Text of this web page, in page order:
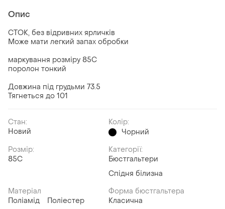
Опис
СТОК, без відривних ярличків
Може мати легкий запах обробки
маркування розміру 85С
поролон тонкий
Довжина під грудьми 73.5
Тягнеться до 101
Стан:
Новий
Колір:
Чорний
Розмір:
85C
Категорії:
Бюстгальтери
Спідня білизна
Матеріал
Поліамід
Поліестер
Форма бюстгальтера
Класична